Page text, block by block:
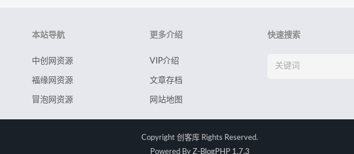
本站导航
中创网资源
福缘网资源
冒泡网资源
更多介绍
VIP介绍
文章存档
网站地图
快速搜索
Copyright 创客库 Rights Reserved.
Powered By Z-BlogPHP 1.7.3